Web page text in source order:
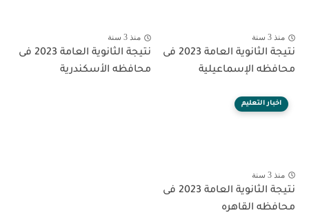
منذ 3 سنة
نتيجة الثانوية العامة 2023 فى
محافظه الإسماعيلية
منذ 3 سنة
نتيجة الثانوية العامة 2023 فى
محافظه الأسكندرية
اخبار التعليم
منذ 3 سنة
نتيجة الثانوية العامة 2023 فى
محافظه القاهره